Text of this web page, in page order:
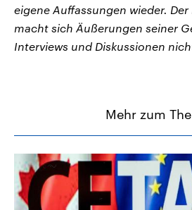
eigene Auffassungen wieder.
macht sich Äußerungen seiner
Interviews und Diskussionen
Mehr zum